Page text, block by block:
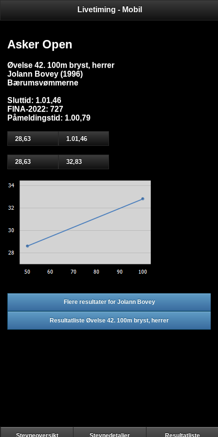
Livetiming - Mobil
Asker Open
Øvelse 42. 100m bryst, herrer
Jolann Bovey (1996)
Bærumsvømmerne
Sluttid: 1.01,46
FINA-2022: 727
Påmeldingstid: 1.00,79
28,63 1.01,46
28,63 32,83
Flere resultater for Jolann Bovey
Resultatliste Øvelse 42. 100m bryst, herrer
Stevneoversikt Stevnedetaljer Resultatliste